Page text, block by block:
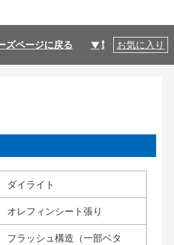
ズページに戻る 製品仕様
お気に入り
ダイライト
オレフィンシート張り
フラッシュ構造（一部ベタ